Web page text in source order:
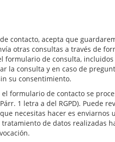
contacto, acepta que
otras consultas a través de
formulario de consulta,
la consulta y en caso de
su consentimiento.
formulario de contacto se
1 letra a del RGPD). Puede
necesitas hacer es enviarnos
de datos realizadas